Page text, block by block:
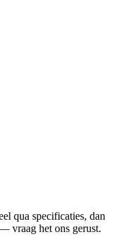
qua specificaties, dan
vraag het ons gerust.